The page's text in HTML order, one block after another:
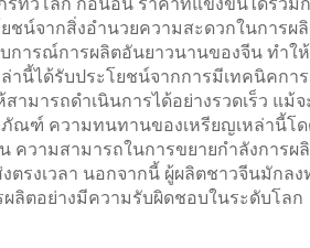
ชน์จากสิ่งอำนวยความสะดวกในการ
การณ์การผลิตอันยาวนานของจีน ทำ
นี้ได้รับประโยชน์จากการมีเทคนิคกา
มารถดำเนินการได้อย่างรวดเร็ว แม้
ฑ์ ความทนทานของเหรียญเหล่านี้โด
วามสามารถในการขยายกำลังการผ
งเวลา นอกจากนี้ ผู้ผลิตชาวจีนมักล
ลิตอย่างมีความรับผิดชอบในระดับโลก